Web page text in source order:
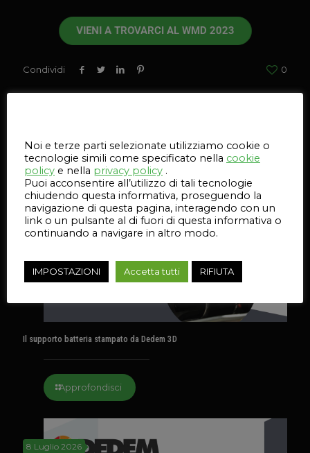
VIENI A TROVARCI AL WMD 2023
Condividi 0
15 Luglio 2026
Il supporto batteria stampato da Dedem 3D
Approfondisci
8 Luglio 2026
Noi e terze parti selezionate utilizziamo cookie o
tecnologie simili come specificato nella cookie
policy e nella privacy policy .
Puoi acconsentire all’utilizzo di tali tecnologie
chiudendo questa informativa, proseguendo la
navigazione di questa pagina, interagendo con un
link o un pulsante al di fuori di questa informativa o
continuando a navigare in altro modo.
IMPOSTAZIONI Accetta tutti RIFIUTA